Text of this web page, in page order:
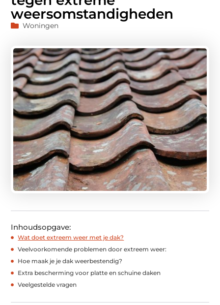
weersomstandigheden
Woningen
Inhoudsopgave:
Wat doet extreem weer met je dak?
Veelvoorkomende problemen door extreem weer:
Hoe maak je je dak weerbestendig?
Extra bescherming voor platte en schuine daken
Veelgestelde vragen